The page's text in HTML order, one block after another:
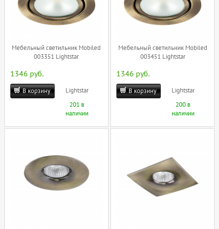
Мебельный светильник Mobiled
003351 Lightstar
1346 руб.
В корзину
Lightstar
201 в
наличии
Мебельный светильник Mobiled
003451 Lightstar
1346 руб.
В корзину
Lightstar
200 в
наличии